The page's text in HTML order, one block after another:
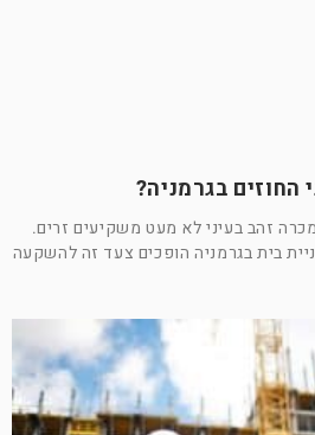
החוזים בגרמניה?
זהב בעיני לא מעט משקיעים זרים.
בית בגרמניה הופכים צעד זה להשקעה